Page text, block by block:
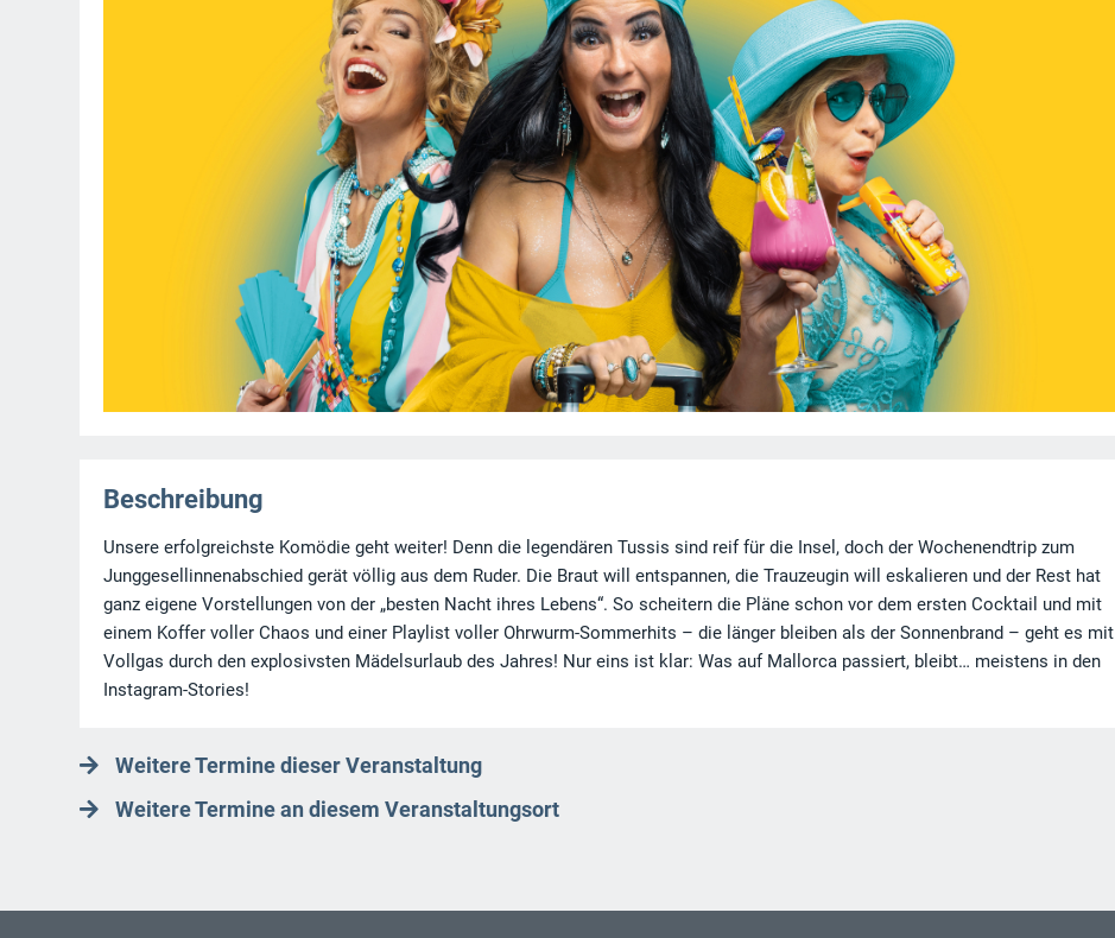
Beschreibung
Unsere erfolgreichste Komödie geht weiter! Denn die legendären Tussis sind reif für die Insel, doch der Wochenendtrip zum
Junggesellinnenabschied gerät völlig aus dem Ruder. Die Braut will entspannen, die Trauzeugin will eskalieren und der Rest hat
ganz eigene Vorstellungen von der „besten Nacht ihres Lebens“. So scheitern die Pläne schon vor dem ersten Cocktail und mit
einem Koffer voller Chaos und einer Playlist voller Ohrwurm-Sommerhits – die länger bleiben als der Sonnenbrand – geht es mit
Vollgas durch den explosivsten Mädelsurlaub des Jahres! Nur eins ist klar: Was auf Mallorca passiert, bleibt… meistens in den
Instagram-Stories!
Weitere Termine dieser Veranstaltung
Weitere Termine an diesem Veranstaltungsort